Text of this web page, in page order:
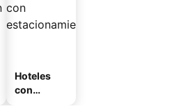
Hoteles
con